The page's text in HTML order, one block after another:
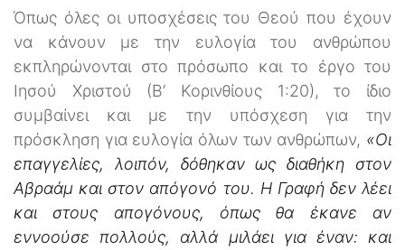
Όπως όλες οι υποσχέσεις του Θεού που έχουν
να κάνουν με την ευλογία του ανθρώπου
εκπληρώνονται στο πρόσωπο και το έργο του
Ιησού Χριστού (Β’ Κορινθίους 1:20), το ίδιο
συμβαίνει και με την υπόσχεση για την
πρόσκληση για ευλογία όλων των ανθρώπων, «Οι
επαγγελίες, λοιπόν, δόθηκαν ως διαθήκη στον
Αβραάμ και στον απόγονό του. Η Γραφή δεν λέει
και στους απογόνους, όπως θα έκανε αν
εννοούσε πολλούς, αλλά μιλάει για έναν: και